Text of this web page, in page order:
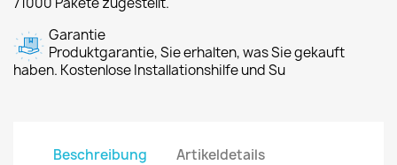
Garantie
Produktgarantie, Sie erhalten, was Sie gekauft
haben. Kostenlose Installationshilfe und Su
Beschreibung Artikeldetails